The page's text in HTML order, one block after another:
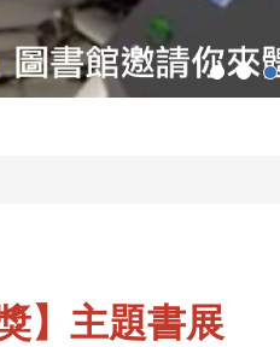
】主題書展